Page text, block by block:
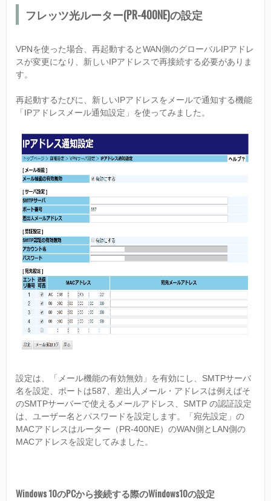
フレッツ光ルーター(PR-400NE)の設定
VPNを使った場合、再起動するとWAN側のグローバルIPアドレ
スが変更になり、新しいIPアドレスで再接続する必要がありま
す。
再起動するたびに、新しいIPアドレスをメールで通知する機能
「IPアドレスメール通知設定」を使ってみました。
設定は、「メール機能の有効無効」を有効にし、SMTPサーバ
名を設定、ポートは587、差出人メール・アドレスは例えばそ
のSMTPサーバーで使えるメールアドレス、SMTP の認証設定
は、ユーザー名とパスワードを設定します。「宛先設定」の
MACアドレスはルーター（PR-400NE）のWAN側とLAN側の
MACアドレスを設定してみました。
Windows 10のPCから接続する際のWindows10の設定